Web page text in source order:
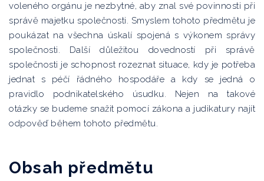
voleného orgánu je nezbytné, aby znal své povinnosti při
správě majetku společnosti. Smyslem tohoto předmětu je
poukázat na všechna úskalí spojená s výkonem správy
společnosti. Další důležitou dovedností při správě
společnosti je schopnost rozeznat situace, kdy je potřeba
jednat s péčí řádného hospodáře a kdy se jedná o
pravidlo podnikatelského úsudku. Nejen na takové
otázky se budeme snažit pomocí zákona a judikatury najít
odpověď během tohoto předmětu.
Obsah předmětu